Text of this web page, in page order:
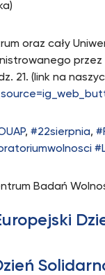
oraz cały
21. (link na
,#22sierpnia,
Badań